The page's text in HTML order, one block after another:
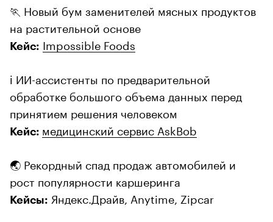
🏃 Новый бум заменителей мясных продуктов
на растительной основе
Кейс: Impossible Foods
ℹ️ ИИ-ассистенты по предварительной
обработке большого объема данных перед
принятием решения человеком
Кейс: медицинский сервис AskBob
🌏 Рекордный спад продаж автомобилей и
рост популярности каршеринга
Кейсы: Яндекс.Драйв, Anytime, Zipcar